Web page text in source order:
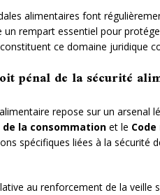
alimentaires font
un rempart essentiel pour
ce domaine juridique
pénal de la sécurité
repose sur un arsenal
de la consommation et le
spécifiques liées à la sécurité
au renforcement de la veille